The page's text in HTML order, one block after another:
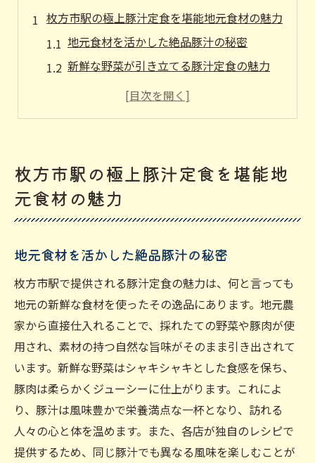
枚方市駅の極上豚汁定食を堪能地元食材の魅力
地元食材を活かした絶品豚汁の秘密
新鮮な野菜が引き立てる豚汁定食の魅力
枚方市駅周辺の豚汁定食のバリエーション
新鮮食材と出会う枚方市駅豚汁定食の秘密
地元で採れた新鮮食材を使った豚汁定食
季節の食材をふんだんに使った豚汁定食
新鮮さが際立つ豚汁の調理法
枚方市駅周辺の食材店と提携する豚汁店
新鮮食材が生み出す至福の豚汁定食
地元の味が詰まった枚方市駅の贅沢豚汁定食
地元の味を再現した豚汁定食の魅力
枚方市駅周辺のおすすめ豚汁店
贅沢な食材を使った豚汁定食の特徴
地元の風土を感じる豚汁の味わい
枚方市駅の極上豚汁定食を堪能地
元食材の魅力
地元食材を活かした絶品豚汁の秘密
枚方市駅で提供される豚汁定食の魅力は、何と言っても
地元の新鮮な食材を使ったその逸品にあります。地元農
家から直接仕入れることで、採れたての野菜や豚肉が使
用され、素材の持つ自然な旨味がそのまま引き出されて
います。新鮮な野菜はシャキシャキとした食感を保ち、
豚肉は柔らかくジューシーに仕上がります。これによ
り、豚汁は風味豊かで栄養満点な一杯となり、訪れる
人々の心と体を温めます。また、各店が独自のレシピで
提供するため、同じ豚汁でも異なる風味を楽しむことが